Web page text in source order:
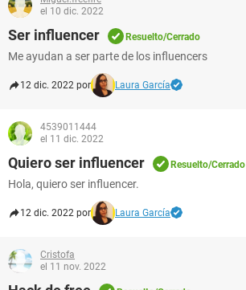
el 10 dic. 2022
Ser influencer Resuelto/Cerrado
Me ayudan a ser parte de los influencers
12 dic. 2022 por Laura García
4539011444
el 11 dic. 2022
Quiero ser influencer Resuelto/Cerrado
Hola, quiero ser influencer.
12 dic. 2022 por Laura García
Cristofa
el 11 nov. 2022